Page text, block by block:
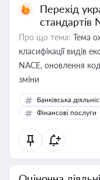
Перехід
стандартів
Про що тема: Тема
класифікації видів
NACE, оновлення
зміни
Банківська
Фінансові послуги